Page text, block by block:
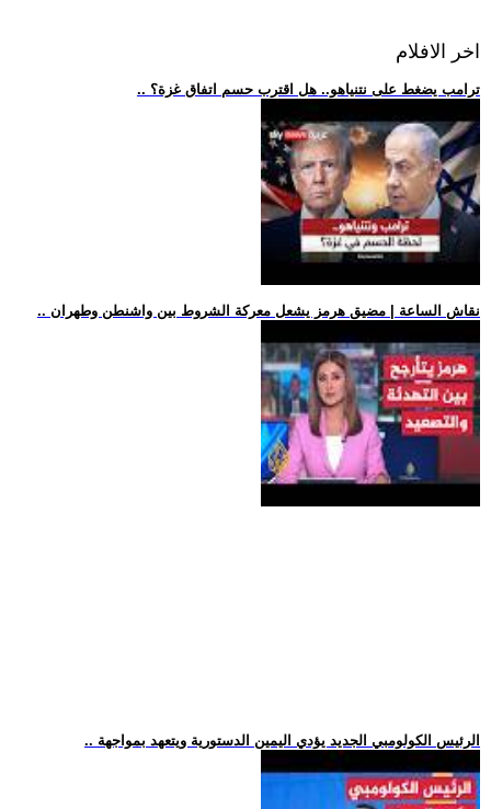
اخر الافلام
.. ترامب يضغط على نتنياهو.. هل اقترب حسم اتفاق غزة؟
.. نقاش الساعة | مضيق هرمز يشعل معركة الشروط بين واشنطن وطهران
.. الرئيس الكولومبي الجديد يؤدي اليمين الدستورية ويتعهد بمواجهة